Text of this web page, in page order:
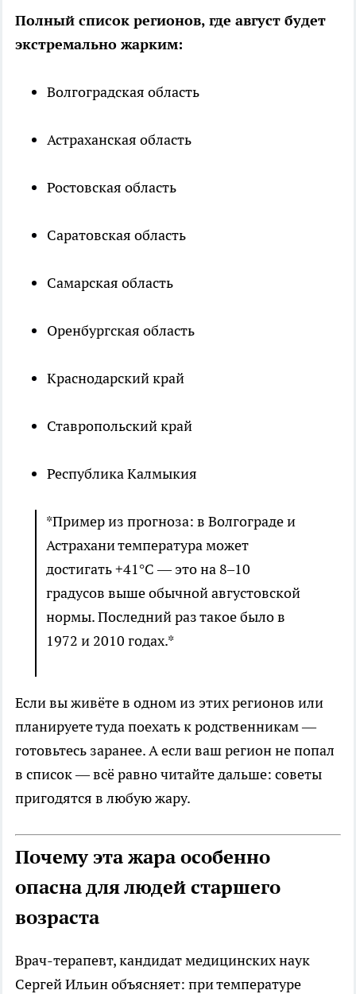
Полный список регионов, где август будет
экстремально жарким:
Волгоградская область
Астраханская область
Ростовская область
Саратовская область
Самарская область
Оренбургская область
Краснодарский край
Ставропольский край
Республика Калмыкия
*Пример из прогноза: в Волгограде и
Астрахани температура может
достигать +41°C — это на 8–10
градусов выше обычной августовской
нормы. Последний раз такое было в
1972 и 2010 годах.*
Если вы живёте в одном из этих регионов или
планируете туда поехать к родственникам —
готовьтесь заранее. А если ваш регион не попал
в список — всё равно читайте дальше: советы
пригодятся в любую жару.
Почему эта жара особенно
опасна для людей старшего
возраста
Врач-терапевт, кандидат медицинских наук
Сергей Ильин объясняет: при температуре